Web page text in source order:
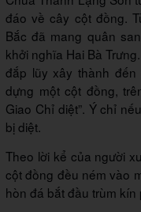
đáo về cây cột đồng.
Bắc đã mang quân
khởi nghĩa Hai Bà
đắp lũy xây thành
dựng một cột đồng,
Giao Chỉ diệt”. Ý chỉ
bị diệt.
Theo lời kể của người
cột đồng đều ném vào
hòn đá bắt đầu trùm kín